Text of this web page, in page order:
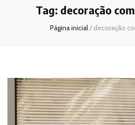
Tag: decoração
Página inicial/ decoração